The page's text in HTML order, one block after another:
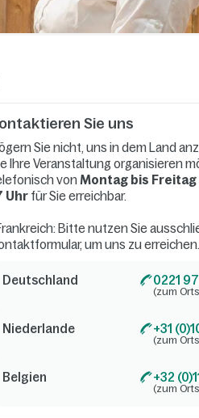
Sie uns
Sie nicht, uns in dem Land
Ihre Veranstaltung organisieren
von Montag bis Freitag
Uhrfür Sie erreichbar.
Bitte nutzen Sie
um uns zu erreichen.
Deutschland 0221
(zum
Niederlande +31
(zum
Belgien +32
(zum